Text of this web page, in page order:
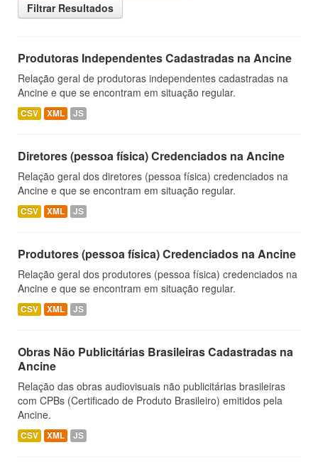
Filtrar Resultados
Produtoras Independentes Cadastradas na Ancine
Relação geral de produtoras independentes cadastradas na
Ancine e que se encontram em situação regular.
CSV XML JS
Diretores (pessoa física) Credenciados na Ancine
Relação geral dos diretores (pessoa física) credenciados na
Ancine e que se encontram em situação regular.
CSV XML JS
Produtores (pessoa física) Credenciados na Ancine
Relação geral dos produtores (pessoa física) credenciados na
Ancine e que se encontram em situação regular.
CSV XML JS
Obras Não Publicitárias Brasileiras Cadastradas na
Ancine
Relação das obras audiovisuais não publicitárias brasileiras
com CPBs (Certificado de Produto Brasileiro) emitidos pela
Ancine.
CSV XML JS